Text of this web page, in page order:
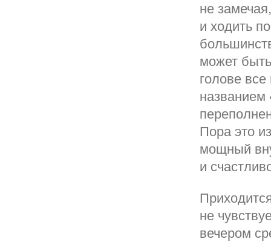
не
и ходить
может
голове
Пора это
мощный
и
не
вечером